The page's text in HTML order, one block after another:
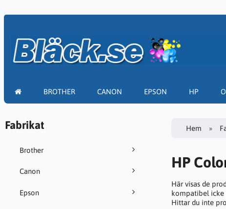
BROTHER CANON EPSON HP
Fabrikat
Brother
Canon
Epson
Hem
HP
Här visas de
kompatibel icke
Hittar du inte